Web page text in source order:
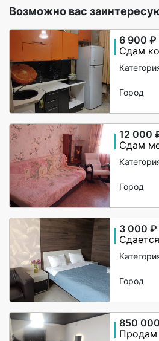
Возможно вас
6 900 ₽
Сдам
Город
12 000
Город
3 000 ₽
Город
850
Продам